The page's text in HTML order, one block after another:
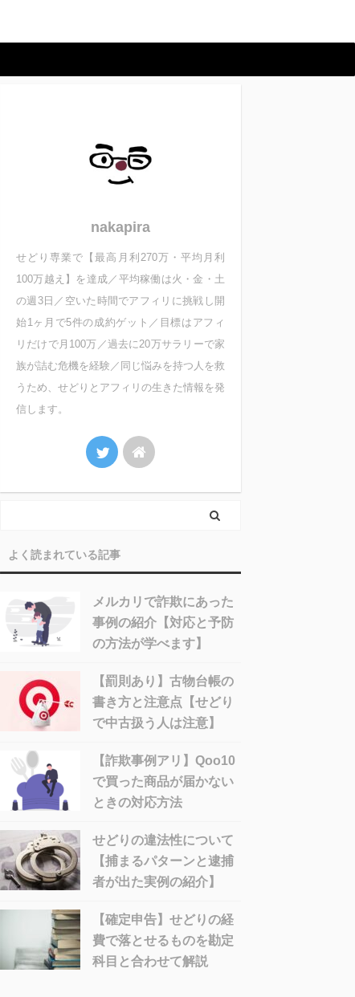
nakapira
せどり専業で【最高月利270万・平均月利
100万越え】を達成／平均稼働は火・金・土
の週3日／空いた時間でアフィリに挑戦し開
始1ヶ月で5件の成約ゲット／目標はアフィ
リだけで月100万／過去に20万サラリーで家
族が詰む危機を経験／同じ悩みを持つ人を救
うため、せどりとアフィリの生きた情報を発
信します。
よく読まれている記事
メルカリで詐欺にあった
事例の紹介【対応と予防
の方法が学べます】
【罰則あり】古物台帳の
書き方と注意点【せどり
で中古扱う人は注意】
【詐欺事例アリ】Qoo10
で買った商品が届かない
ときの対応方法
せどりの違法性について
【捕まるパターンと逮捕
者が出た実例の紹介】
【確定申告】せどりの経
費で落とせるものを勘定
科目と合わせて解説